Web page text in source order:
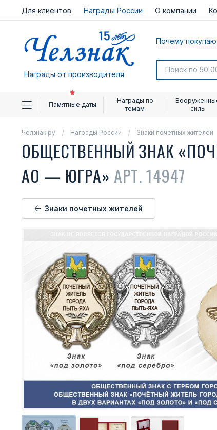
Для клиентов Награды России О компании
Награды от производителя
Почему
Памятные даты
Награды по
темам
силы
Челзнак.ру Награды России Знаки почетных жителей
ОБЩЕСТВЕННЫЙ ЗНАК
АО — ЮГРА» АРТ. 14947
Знаки почетных жителей